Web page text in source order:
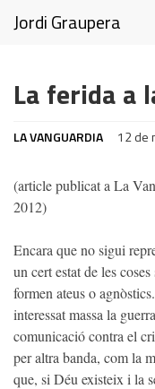
Jordi Graupera
La ferida a
LA VANGUARDIA 12 de
(article publicat a La
2012)
Encara que no sigui
un cert estat de les
formen ateus o
interessat massa la
comunicació contra el
per altra banda, com la
que, si Déu existeix i la